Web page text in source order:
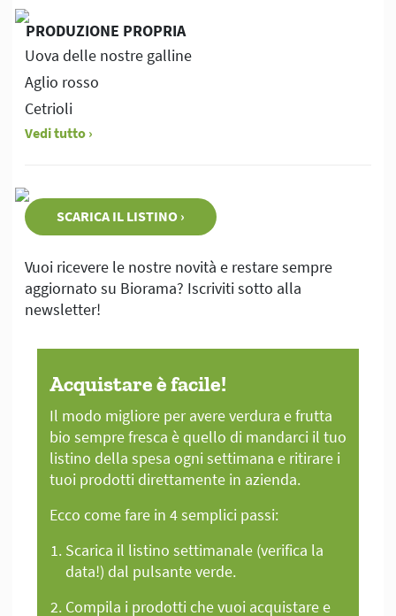
PRODUZIONE PROPRIA
Uova delle nostre galline
Aglio rosso
Cetrioli
Vedi tutto
SCARICA IL LISTINO
Vuoi ricevere le nostre novità e restare sempre
aggiornato su Biorama? Iscriviti sotto alla
newsletter!
Acquistare è facile!
Il modo migliore per avere verdura e frutta
bio sempre fresca è quello di mandarci il tuo
listino della spesa ogni settimana e ritirare i
tuoi prodotti direttamente in azienda.
Ecco come fare in 4 semplici passi:
Scarica il listino settimanale (verifica la
data!) dal pulsante verde.
Compila i prodotti che vuoi acquistare e